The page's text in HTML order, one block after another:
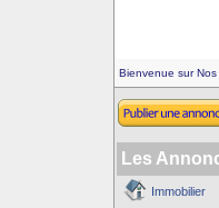
Bienvenue sur Nos
Les
Immobilier